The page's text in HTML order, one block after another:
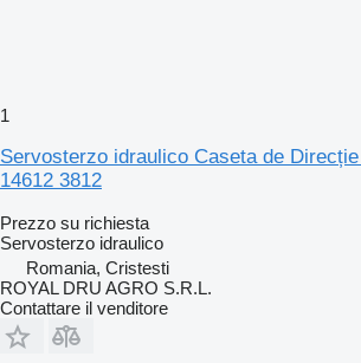
1
Servosterzo idraulico Caseta de
14612 3812
Prezzo su richiesta
Servosterzo idraulico
Romania, Cristesti
ROYAL DRU AGRO S.R.L.
Contattare il venditore